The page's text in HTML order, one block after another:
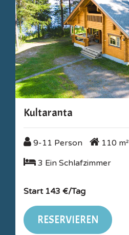
Kultaranta
9-11 Person
9-11 Person 110 m²
110 m²
3 Ein Schlafzimmer
3 Ein Schlafzimmer
Start 143 €/Tag
RESERVIEREN